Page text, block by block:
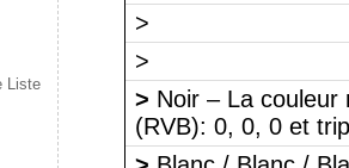
Liste
>
>
> Noir – La couleur
(RVB): 0, 0, 0 et